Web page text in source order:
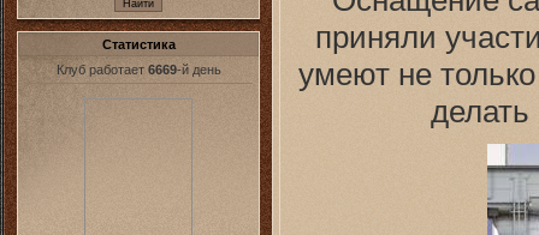
Статистика
Клуб работает 6669-й день
приняли
умеют не